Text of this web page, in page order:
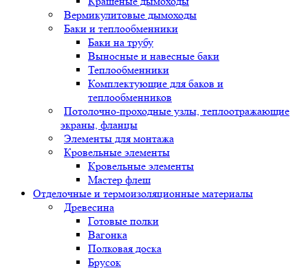
Вермикулитовые дымоходы
Баки и теплообменники
Баки на трубу
Выносные и навесные баки
Теплообменники
Комплектующие для баков и
теплообменников
Потолочно-проходные узлы, теплоотражающие
экраны, фланцы
Элементы для монтажа
Кровельные элементы
Кровельные элементы
Мастер флеш
Отделочные и термоизоляционные материалы
Древесина
Готовые полки
Вагонка
Полковая доска
Брусок